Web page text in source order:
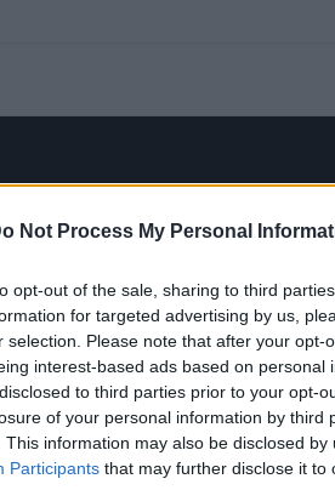
Not Process My Personal
opt-out of the sale, sharing to third
for targeted advertising by us,
selection. Please note that after your opt-
interest-based ads based on personal
to third parties prior to your opt-
of your personal information by third
This information may also be disclosed
Participants that may further disclose it to
à Francfort, lors du salon en
que beaucoup jugent comme
générale mais affine ses